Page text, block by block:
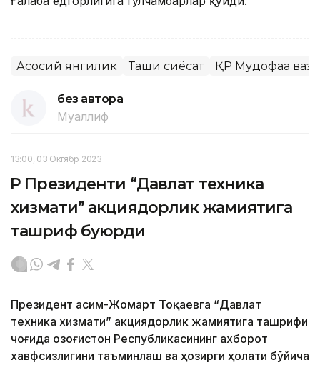
Асосий янгилик Ташқи сиёсат ҚР Мудофаа
без автора
Муаллиф
13:00, 03 Октябр 2023
ҚР Президенти “Давлат техника
хизмати” акциядорлик жамиятига
ташриф буюрди
Президент Қасим-Жомарт Тоқаевга “Давлат
техника хизмати” акциядорлик жамиятига ташрифи
чоғида Қозоғистон Республикасининг ахборот
хавфсизлигини таъминлаш ва ҳозирги ҳолати бўйича